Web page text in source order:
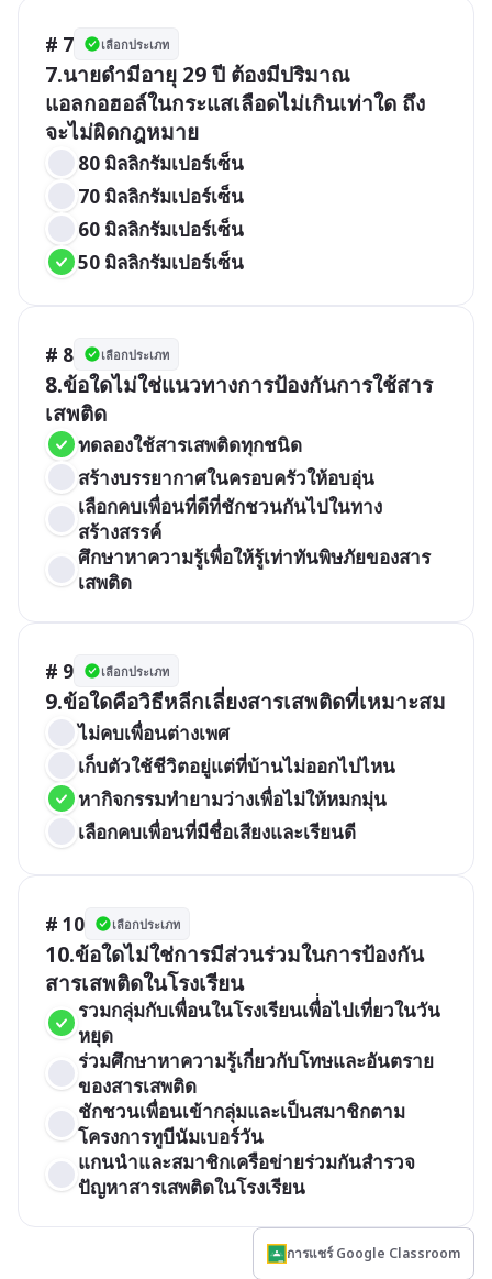
# 7 เลือกประเภท
7.นายดำมีอายุ 29 ปี ต้องมีปริมาณ
แอลกอฮอล์ในกระแสเลือดไม่เกินเท่าใด ถึง
80 มิลลิกรัมเปอร์เซ็น
70 มิลลิกรัมเปอร์เซ็น
60 มิลลิกรัมเปอร์เซ็น
50 มิลลิกรัมเปอร์เซ็น
# 8 เลือกประเภท
8.ข้อใดไม่ใช่แนวทางการป้องกันการใช้สาร
เสพติด
ทดลองใช้สารเสพติดทุกชนิด
สร้างบรรยากาศในครอบครัวให้อบอุ่น
เลือกคบเพื่อนที่ดีที่ชักชวนกันไปในทาง
สร้างสรรค์
ศึกษาหาความรู้เพื่อให้รู้เท่าทันพิษภัยของสาร
เสพติด
# 9 เลือกประเภท
9.ข้อใดคือวิธีหลีกเลี่ยงสารเสพติดที่เหมาะสม
ไม่คบเพื่อนต่างเพศ
เก็บตัวใช้ชีวิตอยู่แต่ที่บ้านไม่ออกไปไหน
หากิจกรรมทำยามว่างเพื่อไม่ให้หมกมุ่น
เลือกคบเพื่อนที่มีชื่อเสียงและเรียนดี
# 10 เลือกประเภท
10.ข้อใดไม่ใช่การมีส่วนร่วมในการป้องกัน
สารเสพติดในโรงเรียน
รวมกลุ่มกับเพื่อนในโรงเรียนเพื่่อไปเที่ยวในวัน
หยุด
ร่วมศึกษาหาความรู้เกี่ยวกับโทษและอันตราย
ของสารเสพติด
ชักชวนเพื่อนเข้ากลุ่มและเป็นสมาชิกตาม
โครงการทูบีนัมเบอร์วัน
แกนนำและสมาชิกเครือข่ายร่วมกันสำรวจ
ปัญหาสารเสพติดในโรงเรียน
การแชร์ Google Classroom